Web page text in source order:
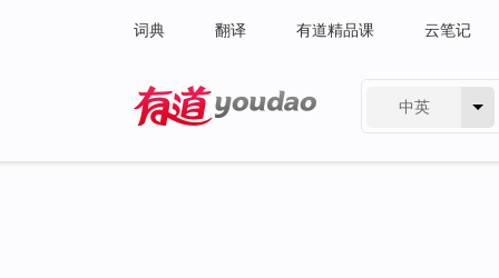
词典 翻译 有道精品课 云笔记
中英